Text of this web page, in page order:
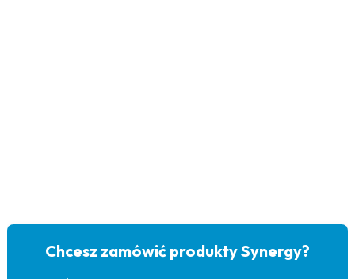
Chcesz zamówić produkty Synergy?